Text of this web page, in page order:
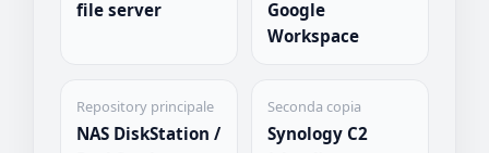
file server
Google
Workspace
Repository principale
NAS DiskStation /
Seconda copia
Synology C2